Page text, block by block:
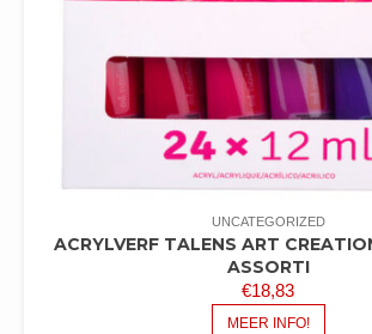
UNCATEGORIZED
ACRYLVERF TALENS ART
ASSORTI
€18,83
MEER INFO!